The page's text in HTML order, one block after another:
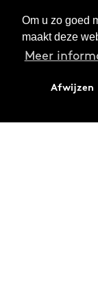
Om u zo goed
maakt deze
Meer
Afwijzen